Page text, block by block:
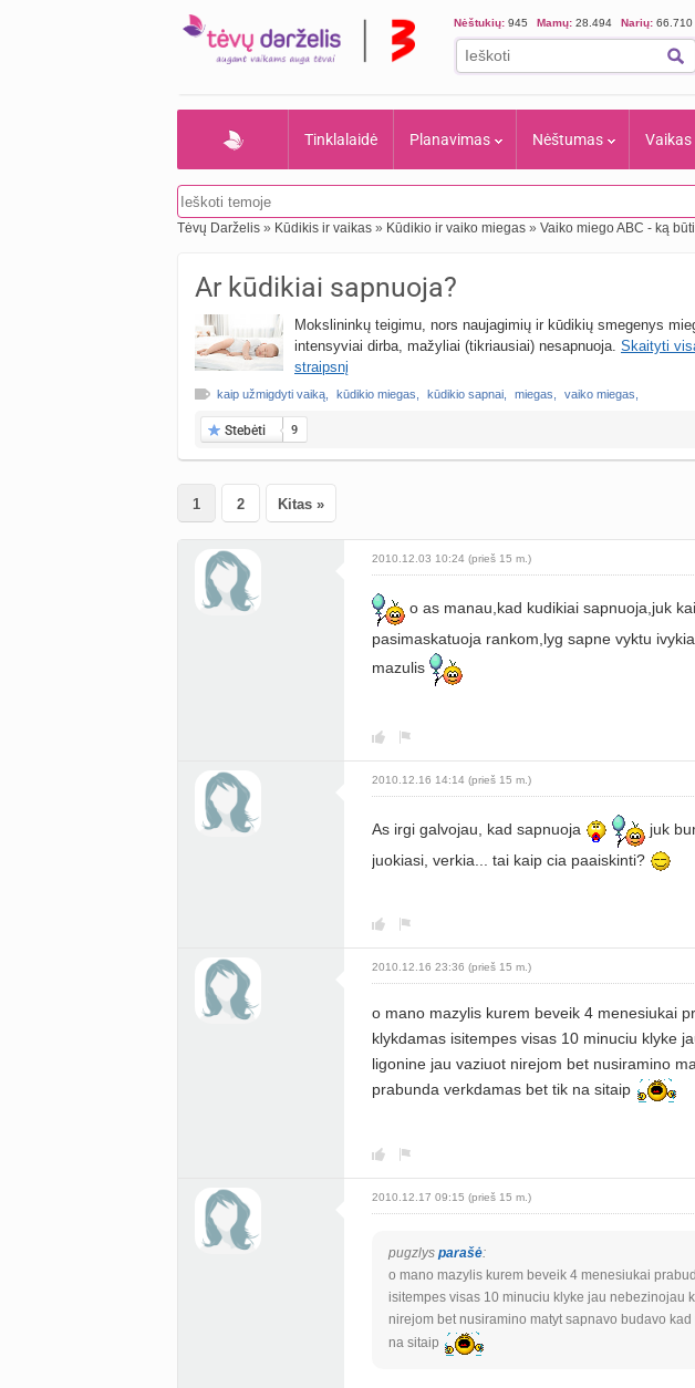
Nėštukių: 945 Mamų: 28.494 Narių: 66.710
Tinklalaidė Planavimas Nėštumas Vaikas
Tėvų Darželis » Kūdikis ir vaikas » Kūdikio ir vaiko miegas » Vaiko miego ABC - ką
Ar kūdikiai sapnuoja?
Mokslininkų teigimu, nors naujagimių ir kūdikių smegenys
intensyviai dirba, mažyliai (tikriausiai) nesapnuoja. Skaityti
straipsnį
kaip užmigdyti vaiką kūdikio miegas kūdikio sapnai miegas vaiko miegas
Stebėti 9
1 2 Kitas »
2010.12.03 10:24 (prieš 15 m.)
o as manau,kad kudikiai sapnuoja,juk
pasimaskatuoja rankom,lyg sapne vyktu
mazulis
2010.12.16 14:14 (prieš 15 m.)
As irgi galvojau, kad sapnuoja
juk
juokiasi, verkia... tai kaip cia paaiskinti?
2010.12.16 23:36 (prieš 15 m.)
o mano mazylis kurem beveik 4 menesiukai
klykdamas isitempes visas 10 minuciu klyke
ligonine jau vaziuot nirejom bet nusiramino
prabunda verkdamas bet tik na sitaip
2010.12.17 09:15 (prieš 15 m.)
pugzlys parašė:
o mano mazylis kurem beveik 4 menesiukai
isitempes visas 10 minuciu klyke jau nebezinojau
nirejom bet nusiramino matyt sapnavo budavo
na sitaip